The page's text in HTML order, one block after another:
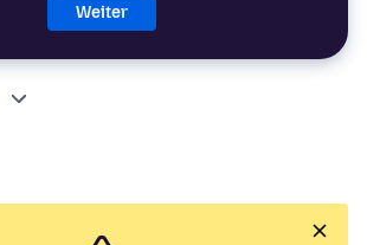
Weiter